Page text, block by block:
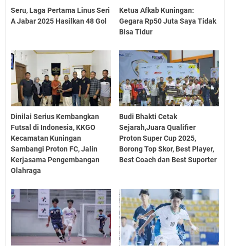
Seru, Laga Pertama Linus Seri
A Jabar 2025 Hasilkan 48 Gol
Ketua Afkab Kuningan:
Gegara Rp50 Juta Saya Tidak
Bisa Tidur
Dinilai Serius Kembangkan
Futsal di Indonesia, KKGO
Kecamatan Kuningan
Sambangi Proton FC, Jalin
Kerjasama Pengembangan
Olahraga
Budi Bhakti Cetak
Sejarah,Juara Qualifier
Proton Super Cup 2025,
Borong Top Skor, Best Player,
Best Coach dan Best Suporter